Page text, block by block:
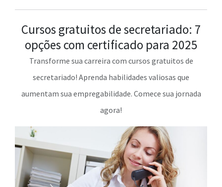
Cursos gratuitos de secretariado: 7
opções com certificado para 2025
Transforme sua carreira com cursos gratuitos de
secretariado! Aprenda habilidades valiosas que
aumentam sua empregabilidade. Comece sua jornada
agora!